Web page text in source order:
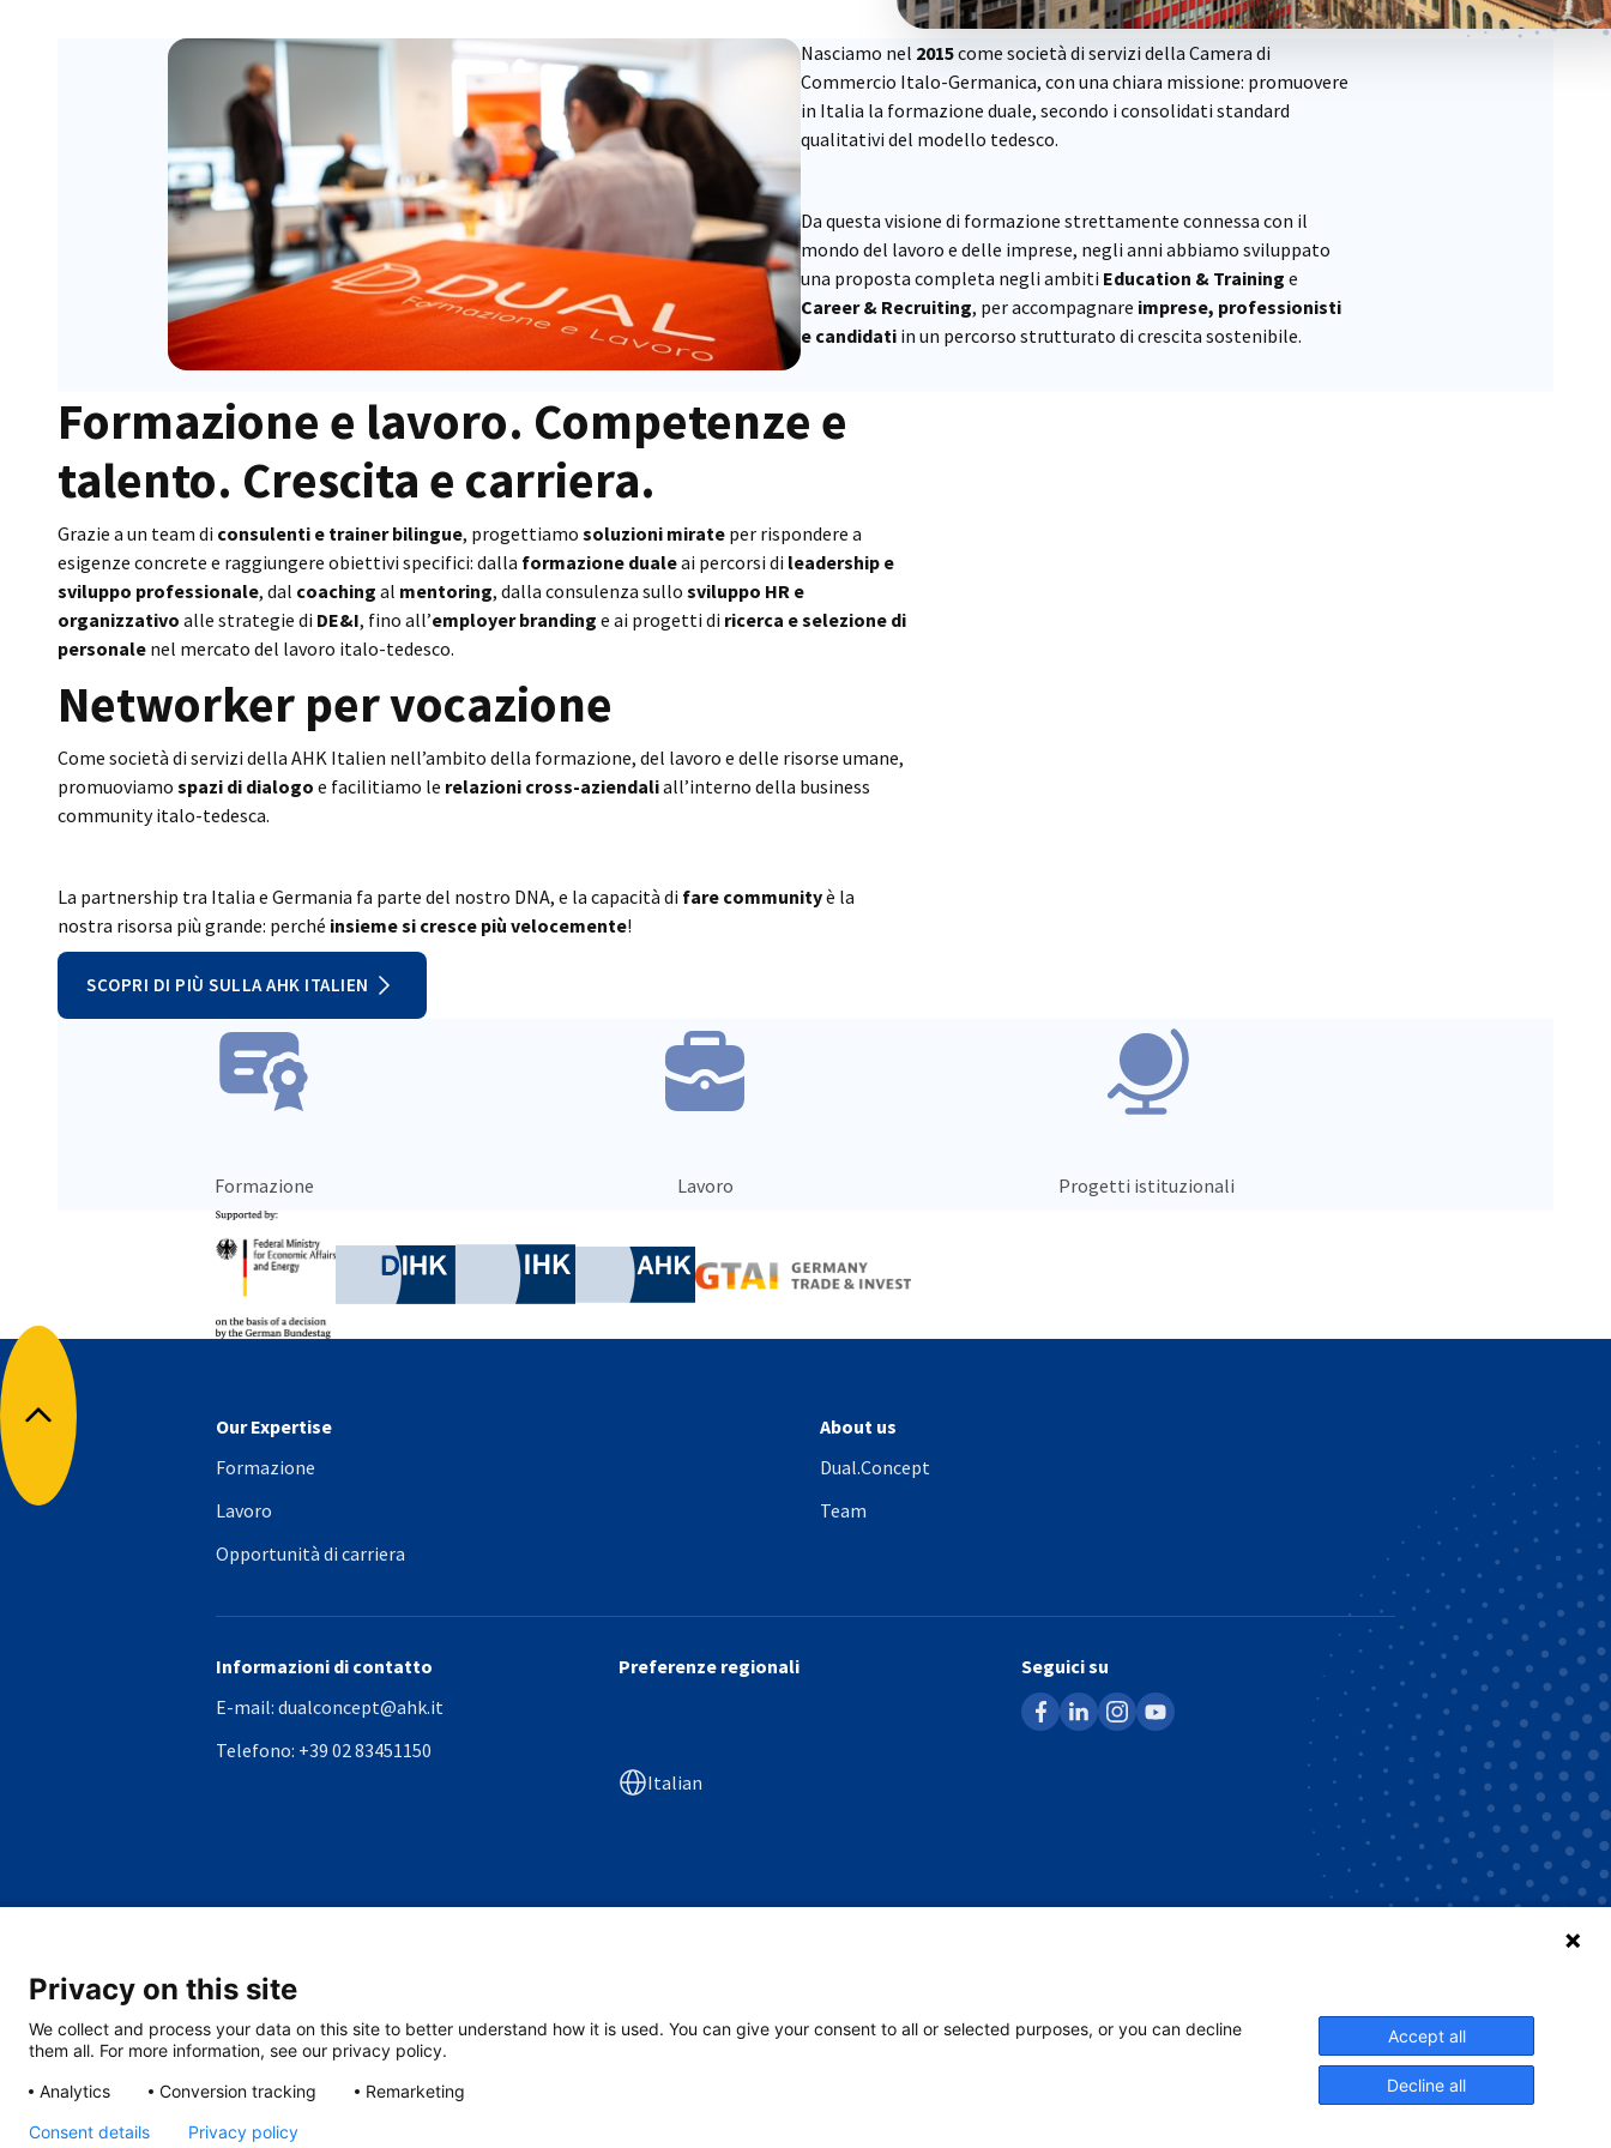
Nasciamo nel 2015come società di servizi della Camera di
Commercio Italo-Germanica, con una chiara missione: promuovere
in Italia la formazione duale, secondo i consolidati standard
qualitativi del modello tedesco.
Da questa visione di formazione strettamente connessa con il
mondo del lavoro e delle imprese, negli anni abbiamo sviluppato
una proposta completa negli ambiti Education & Training e
Career & Recruiting, per accompagnare imprese, professionisti
e candidati in un percorso strutturato di crescita sostenibile.
Formazione e lavoro. Competenze e
talento. Crescita e carriera.
Grazie a un team di consulenti e trainer bilingue, progettiamo soluzioni mirate per rispondere a
esigenze concrete e raggiungere obiettivi specifici: dalla formazione dualeai percorsi di leadership e
sviluppo professionale, dal coaching al mentoring, dalla consulenza sullo sviluppo HR e
organizzativo alle strategie di DE&I, fino all’employer branding e ai progetti di ricerca e selezione di
personale nel mercato del lavoro italo-tedesco.
Networker per vocazione
Come società di servizi della AHK Italien nell’ambito della formazione, del lavoro e delle risorse umane,
promuoviamo spazi di dialogo e facilitiamo le relazioni cross-aziendaliall’interno della business
community italo-tedesca.
La partnership tra Italia e Germania fa parte del nostro DNA, e la capacità di fare communityè la
nostra risorsa più grande: perché insieme si cresce più velocemente!
SCOPRI DI PIÙ SULLA AHK ITALIEN
Formazione Lavoro Progetti istituzionali
German Chamber of Commerce and Industry
Chamber of Commerce and Industry
AHK.de
Torna all'inizio
Our Expertise
Formazione
Lavoro
Opportunità di carriera
About us
Dual.Concept
Team
Informazioni di contatto
E-mail: dualconcept@ahk.it
Telefono: +39 02 83451150
Preferenze regionali
Italian
Seguici su
facebook
linkedininstagram
youtube
Privacy on this site
We collect and process your data on this site to better understand how it is used. You can give your consent to all or selected purposes, or you can decline
them all. For more information, see our privacy policy.
Analytics
Conversion tracking Remarketing
Accept all
Decline all
Consent details Privacy policy